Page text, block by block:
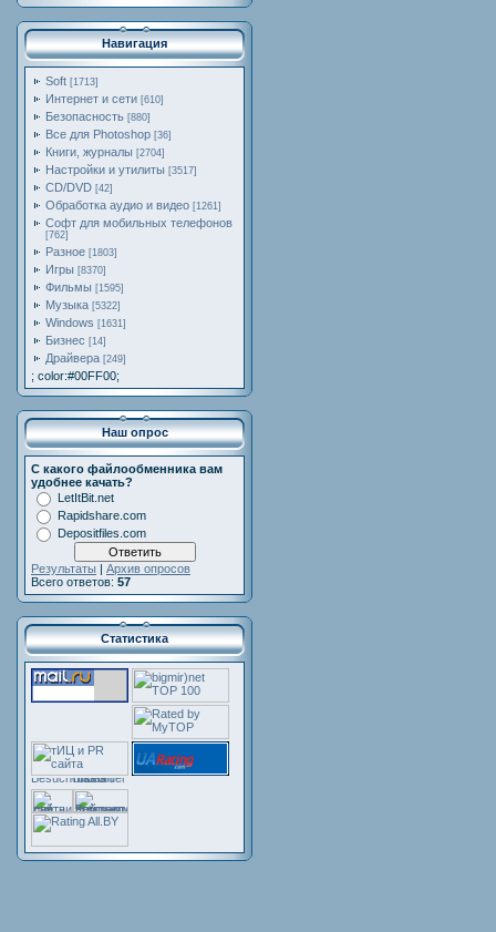
Навигация
Soft [1713]
Интернет и сети [610]
Безопасность [880]
Все для Photoshop [36]
Книги, журналы [2704]
Настройки и утилиты [3517]
CD/DVD [42]
Обработка аудио и видео [1261]
Софт для мобильных телефонов
[762]
Разное [1803]
Игры [8370]
Фильмы [1595]
Музыка [5322]
Windows [1631]
Бизнес [14]
Драйвера [249]
; color:#00FF00;
Наш опрос
С какого файлообменника вам
удобнее качать?
LetItBit.net
Rapidshare.com
Depositfiles.com
Результаты | Архив опросов
Всего ответов: 57
Статистика